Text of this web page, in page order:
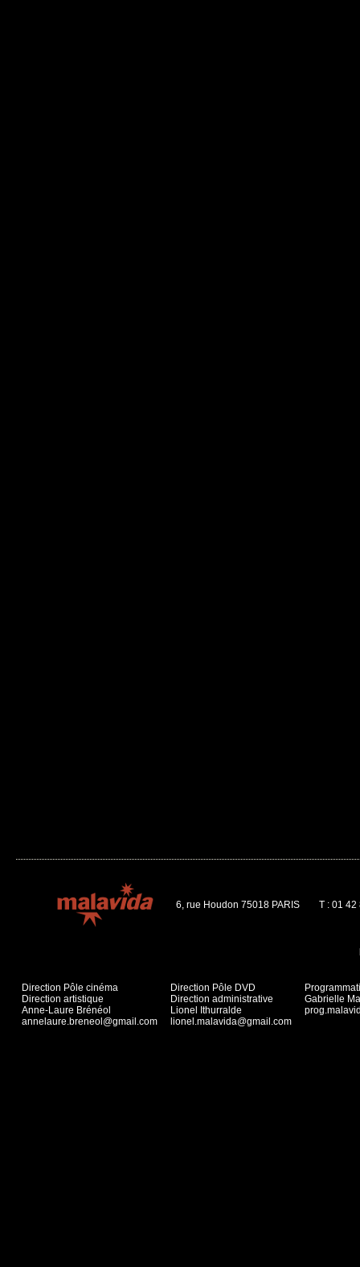
6, rue Houdon 75018 PARIS T : 01 42
Direction Pôle cinéma
Direction artistique
Anne-Laure Brénéol
annelaure.breneol@gmail.com
Direction Pôle DVD
Direction administrative
Lionel Ithurralde
lionel.malavida@gmail.com
Gabrielle